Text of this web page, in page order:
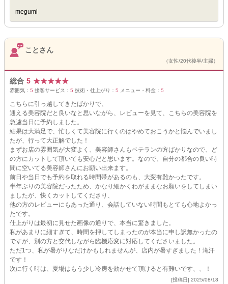
megumi
ことさん
（女性/20代後半/主婦）
総合 5 ★★★★★
雰囲気： 5 接客サービス： 5 技術・仕上がり： 5 メニュー・料金： 5
こちらに引っ越してきたばかりで、
通える美容院だと良いなと思いながら、レビューを見て、こちらの美容院を
急遽当日に予約しました。
結果は大満足で、忙しくて美容院に行くのはやめておこうかと悩んでいまし
たが、行って大正解でした！
まずお店の雰囲気が大変よく、美容師さんもベテランの方ばかりなので、ど
の方にカットして頂いても安心だと思います。なので、自分の都合の良い時
間に空いてる美容師さんにお願い出来ます。
前日や当日でも予約を取れる時間帯があるのも、大変有難かったです。
半年ぶりの美容院だったため、かなり細かくわがままなお願いをしてしまい
ましたが、快くカットしてくださり、
他の方のレビューにもあった通り、会話していない時間もとても心地よかっ
たです。
仕上がりは最初に見せた画像の通りで、本当に驚きました。
私があまりに細すぎて、時間を押してしまったのが本当に申し訳無かったの
ですが、別の方と交代しながら臨機応変に対応してくださいました。
ただ1つ、私が暑がりなだけかもしれませんが、店内が暑すぎました！滝汗
です！
次に行く時は、夏場はもう少し冷房を効かせて頂けると有難いです、、！
[投稿日] 2025/08/18